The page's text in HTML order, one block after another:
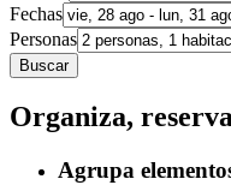
Fechas
Personas
Buscar
Organiza,
Agrupa